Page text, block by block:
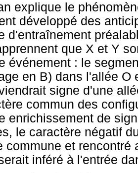
explique le
développé des
d'entraînement
que X et Y
événement : le
en B) dans l'allée O
signe d'une
commun des
enrichissement de
le caractère négatif
commune et
inféré à l'entrée